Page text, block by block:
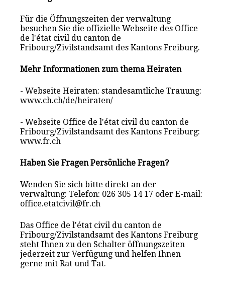
Für die Öffnungszeiten der verwaltung
besuchen Sie die offizielle Webseite des Office
de l'état civil du canton de
Fribourg/Zivilstandsamt des Kantons Freiburg.
Mehr Informationen zum thema Heiraten
- Webseite Heiraten: standesamtliche Trauung:
www.ch.ch/de/heiraten/
- Webseite Office de l'état civil du canton de
Fribourg/Zivilstandsamt des Kantons Freiburg:
www.fr.ch
Haben Sie Fragen Persönliche Fragen?
Wenden Sie sich bitte direkt an der
verwaltung: Telefon: 026 305 14 17 oder E-mail:
office.etatcivil@fr.ch
Das Office de l'état civil du canton de
Fribourg/Zivilstandsamt des Kantons Freiburg
steht Ihnen zu den Schalter öffnungszeiten
jederzeit zur Verfügung und helfen Ihnen
gerne mit Rat und Tat.